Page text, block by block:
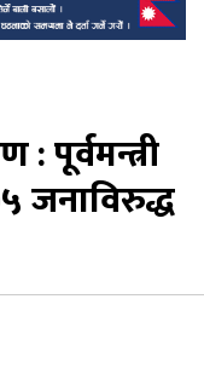
पूर्वमन्त्री
जनाविरुद्ध